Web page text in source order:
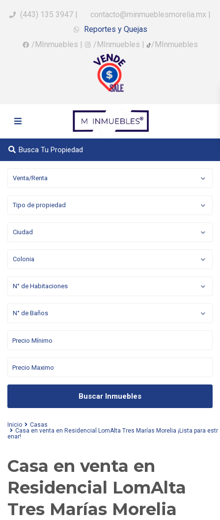
(443) 135 3947 | contacto@minmueblesmorelia.mx |
Reportes y Quejas
/MInmuebles | /MInmuebles | /MInmuebles
Busca Tu Propiedad
Venta/Renta
Tipo de propiedad
Ciudad
Colonia
N° de Habitaciones
N° de Baños
Buscar Inmuebles
Inicio
Casas
Casa en venta en Residencial LomAlta Tres Marías Morelia ¡Lista para estr
enar!
Casa en venta en
Residencial LomAlta
Tres Marías Morelia